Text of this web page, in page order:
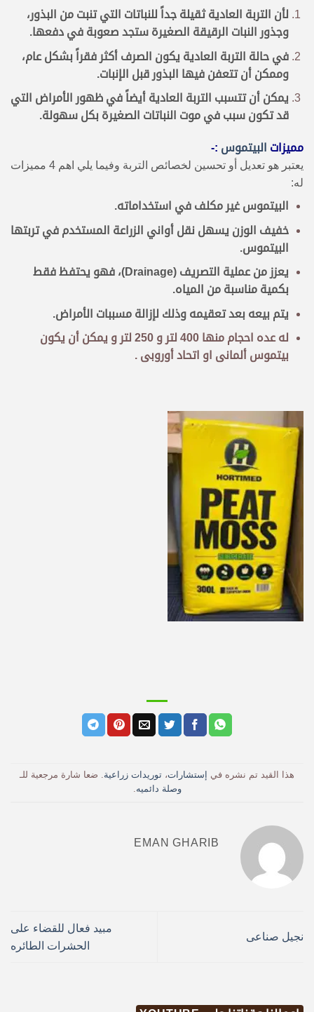
لأن التربة العادية ثقيلة جداً للنباتات التي تنبت من البذور،
وجذور النبات الرقيقة الصغيرة ستجد صعوبة في دفعها.
في حالة التربة العادية يكون الصرف أكثر فقراً بشكل عام،
وممكن أن تتعفن فيها البذور قبل الإنبات.
يمكن أن تتسبب التربة العادية أيضاً في ظهور الأمراض التي
قد تكون سبب في موت النباتات الصغيرة بكل سهولة.
مميزات البيتموس :-
يعتبر هو تعديل أو تحسين لخصائص التربة وفيما يلي اهم 4 مميزات
له:
البيتموس غير مكلف في استخداماته.
خفيف الوزن يسهل نقل أواني الزراعة المستخدم في تربتها
البيتموس.
يعزز من عملية التصريف (Drainage)، فهو يحتفظ فقط
بكمية مناسبة من المياه.
يتم بيعه بعد تعقيمه وذلك لإزالة مسببات الأمراض.
له عده احجام منها 400 لتر و 250 لتر و يمكن أن يكون
بيتموس ألمانى او اتحاد أوروبى .
هذا القيد تم نشره في إستشارات، توريدات زراعية . ضعا شارة مرجعية للـ
وصلة دائميه
EMAN GHARIB
نجيل صناعى
مبيد فعال للقضاء على
الحشرات الطائره